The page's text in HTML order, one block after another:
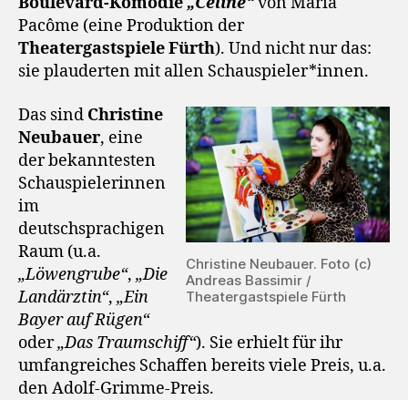
Pacôme (eine Produktion der
Theatergastspiele Fürth). Und nicht nur das:
sie plauderten mit allen Schauspieler*innen.
Christine Neubauer. Foto (c)
Andreas Bassimir /
Theatergastspiele Fürth
Das sind Christine
Neubauer, eine
der bekanntesten
Schauspielerinnen
im
deutschsprachigen
Raum (u.a.
„Löwengrube“, „Die
Landärztin“, „Ein
Bayer auf Rügen“
oder„Das Traumschiff“). Sie erhielt für ihr
umfangreiches Schaffen bereits viele Preis, u.a.
den Adolf-Grimme-Preis.